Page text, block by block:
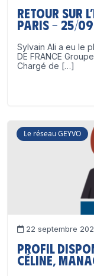
Retour sur
Paris – 25/
Sylvain Ali a eu le
DE FRANCE
Chargé de […]
Le réseau GEYVO
22 septembre
Profil
Céline,